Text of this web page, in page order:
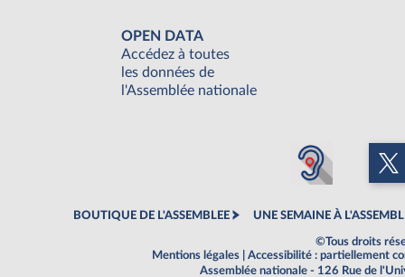
OPEN DATA
Accédez à toutes
les données de
l'Assemblée nationale
BOUTIQUE DE L'ASSEMBLEE UNE SEMAINE À
©Tous droits
Mentions légales
Accessibilité : partiellement
Assemblée nationale - 126 Rue de